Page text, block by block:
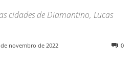
cidades de Diamantino, Lucas
de novembro de 2022 0